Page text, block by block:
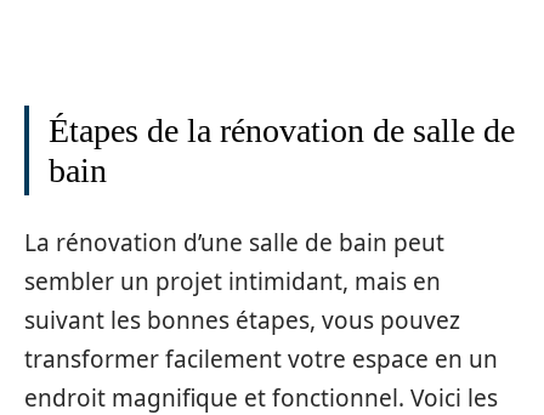
Étapes de la rénovation de salle de
bain
La rénovation d’une salle de bain peut
sembler un projet intimidant, mais en
suivant les bonnes étapes, vous pouvez
transformer facilement votre espace en un
endroit magnifique et fonctionnel. Voici les